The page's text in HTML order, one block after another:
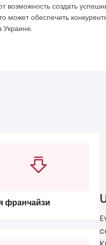
возможность создать
может обеспечить
Украине.
франчайзи